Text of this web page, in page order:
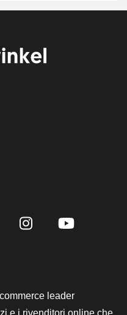
leader
e i rivenditori online che